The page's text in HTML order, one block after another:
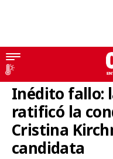
Cristina Fernández de
Inédito fallo:
ratificó la
Cristina
candidata